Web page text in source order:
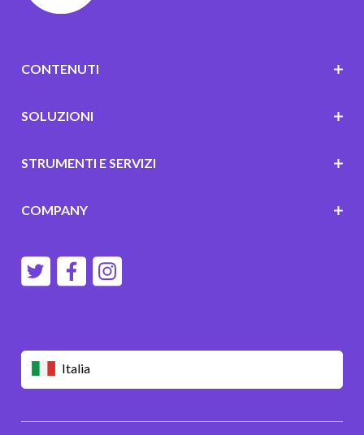
Italia
CONTENUTI
SOLUZIONI
STRUMENTI E SERVIZI
COMPANY